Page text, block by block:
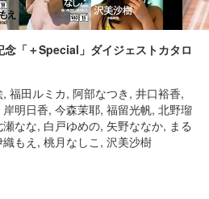
念「＋Special」ダイジェストカタロ
福田ルミカ, 阿部なつき, 井口裕香,
明日香, 今森茉耶, 福留光帆, 北野瑠
なな, 白戸ゆめの, 矢野ななか, まる
もえ, 桃月なしこ, 沢美沙樹